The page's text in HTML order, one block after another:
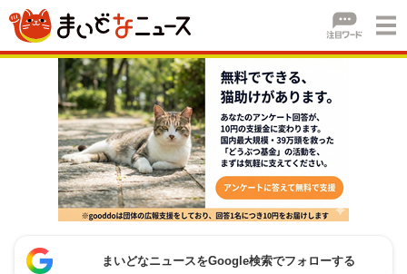
まいどなニュースをGoogle検索でフォローする